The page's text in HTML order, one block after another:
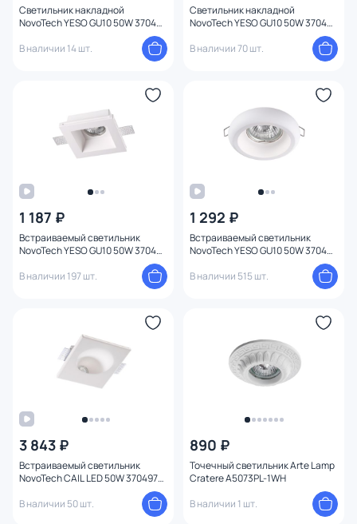
Светильник накладной
NovoTech YESO GU10 50W 370464
В наличии 14 шт.
Светильник накладной
NovoTech YESO GU10 50W 370466
В наличии 70 шт.
1 187 ₽
Встраиваемый светильник
NovoTech YESO GU10 50W 370480
В наличии 197 шт.
1 292 ₽
Встраиваемый светильник
NovoTech YESO GU10 50W 370494
В наличии 515 шт.
3 843 ₽
Встраиваемый светильник
NovoTech CAIL LED 50W 370497
В наличии 50 шт.
890 ₽
Точечный светильник Arte Lamp
Cratere A5073PL-1WH
В наличии 1 шт.